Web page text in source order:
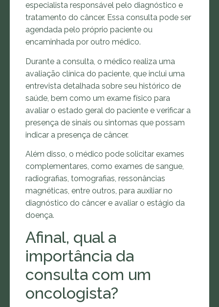
especialista responsável pelo diagnóstico e
tratamento do câncer. Essa consulta pode ser
agendada pelo próprio paciente ou
encaminhada por outro médico.
Durante a consulta, o médico realiza uma
avaliação clínica do paciente, que inclui uma
entrevista detalhada sobre seu histórico de
saúde, bem como um exame físico para
avaliar o estado geral do paciente e verificar a
presença de sinais ou sintomas que possam
indicar a presença de câncer.
Além disso, o médico pode solicitar exames
complementares, como exames de sangue,
radiografias, tomografias, ressonâncias
magnéticas, entre outros, para auxiliar no
diagnóstico do câncer e avaliar o estágio da
doença.
Afinal, qual a
importância da
consulta com um
oncologista?